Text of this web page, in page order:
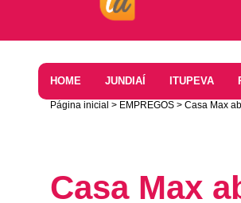
HOME JUNDIAÍ ITUPEVA
Página inicial EMPREGOS Casa Max
Casa Max